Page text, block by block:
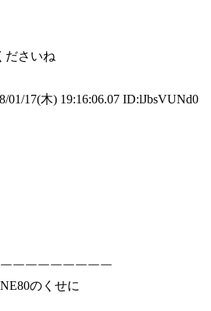
ださいね
01/17(木) 19:16:06.07 ID:lJbsVUNd0
￣￣￣￣￣
せに